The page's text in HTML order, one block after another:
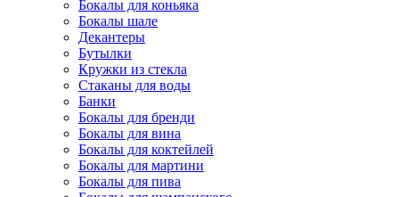
Бокалы для коньяка
Бокалы шале
Декантеры
Бутылки
Кружки из стекла
Стаканы для воды
Банки
Бокалы для бренди
Бокалы для вина
Бокалы для коктейлей
Бокалы для мартини
Бокалы для пива